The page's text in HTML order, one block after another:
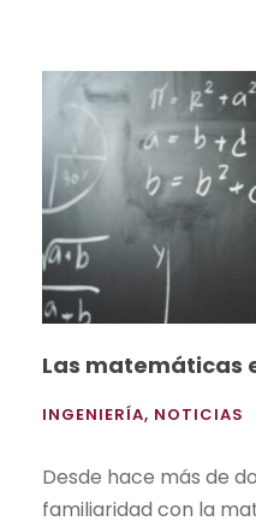
Las matemáticas
INGENIERÍA, NOTICIAS
Desde hace más de
familiaridad con la